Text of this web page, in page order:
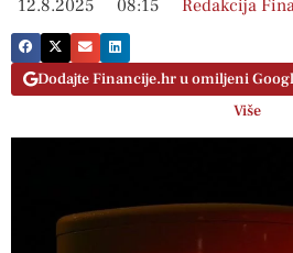
12.8.2025 08:15 Redakcija
Dodajte Financije.hr u omiljeni
Više